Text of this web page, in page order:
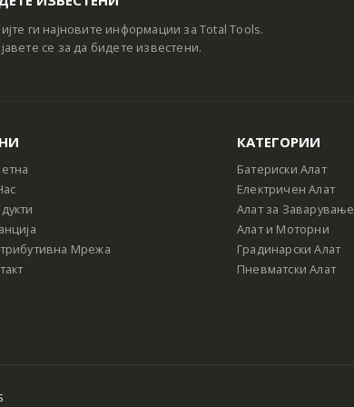
ги најновите информации за Total Tools.
се за да бидете известени.
Мрежа
КАТЕГОРИИ
Батериски Алат
Електричен Алат
Алат за Заварување
Алат и Моторни
Градинарски Алат
Пневматски Алат